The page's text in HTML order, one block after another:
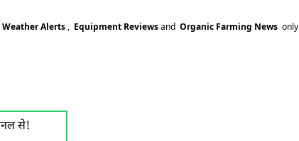
Weather Alerts , Equipment Reviewsand Organic Farming News only
से!